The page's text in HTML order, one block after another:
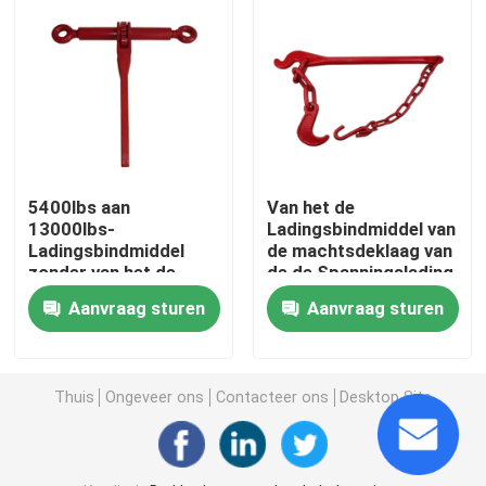
Producten
De Hardware van het kabeloptuigen
Marine Rigging Hardware
RVS RIGGING HARDWARE
Gesmede Oogbout
Electric Power-Montage
5400lbs aan
13000lbs-
Ladingsbindmiddel
zonder van het de
Kettingsbindmiddel
van de Haakpal de
Machtsdeklaag
Aanvraag sturen
Van het de
Ladingsbindmiddel van
de machtsdeklaag van
de de Spanningslading
van het
Bindmiddelenhefboom
het Type 4kg - 6kg
Aanvraag sturen
Thuis Ongeveer ons Contacteer ons Desktop Site